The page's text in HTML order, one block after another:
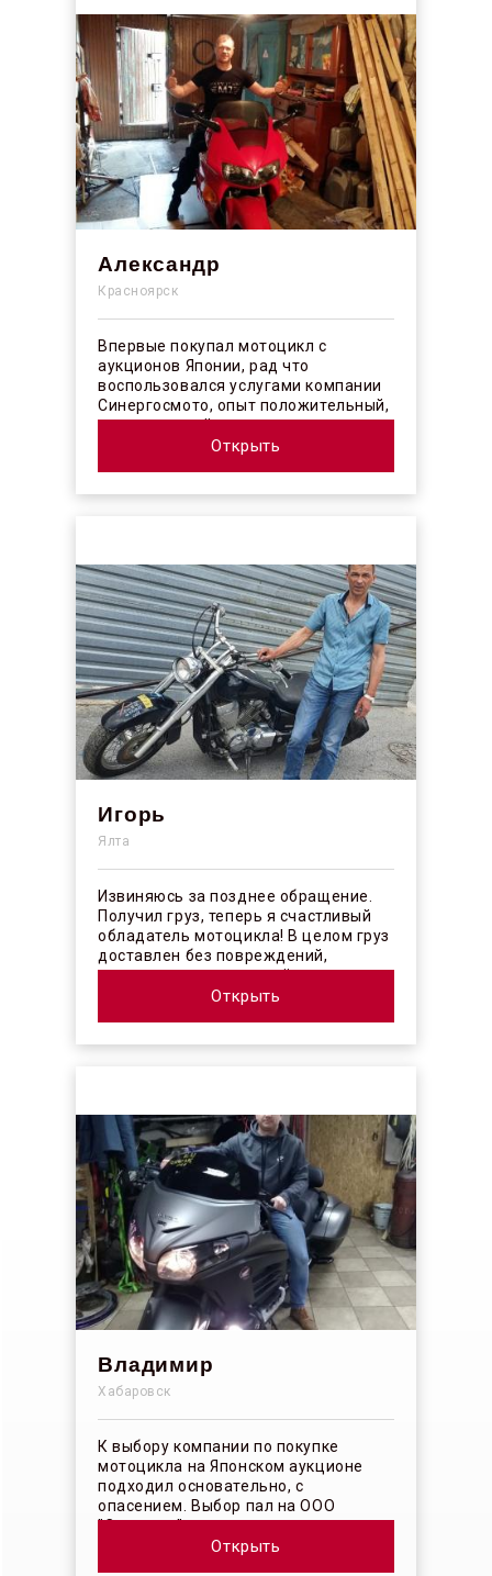
Александр
Красноярск
Впервые покупал мотоцикл с
аукционов Японии, рад что
воспользовался услугами компании
Синергосмото, опыт положительный,
коллектив действительно
профессионалы своего ...
Открыть
Игорь
Ялта
Извиняюсь за позднее обращение.
Получил груз, теперь я счастливый
обладатель мотоцикла! В целом груз
доставлен без повреждений,
огорчило отсутствие плёночного
Открыть
Владимир
Хабаровск
К выбору компании по покупке
мотоцикла на Японском аукционе
подходил основательно, с
опасением. Выбор пал на ООО
"Синергос" после изучения отзывов в
Открыть